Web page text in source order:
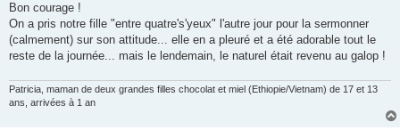
n
o
l
u
Bon courage !
On a pris notre fille "entre quatre's'yeux" l'autre jour pour la sermonner
(calmement) sur son attitude... elle en a pleuré et a été adorable tout le
reste de la journée... mais le lendemain, le naturel était revenu au galop !
Patricia, maman de deux grandes filles chocolat et miel (Ethiopie/Vietnam) de 17 et 13
ans, arrivées à 1 an